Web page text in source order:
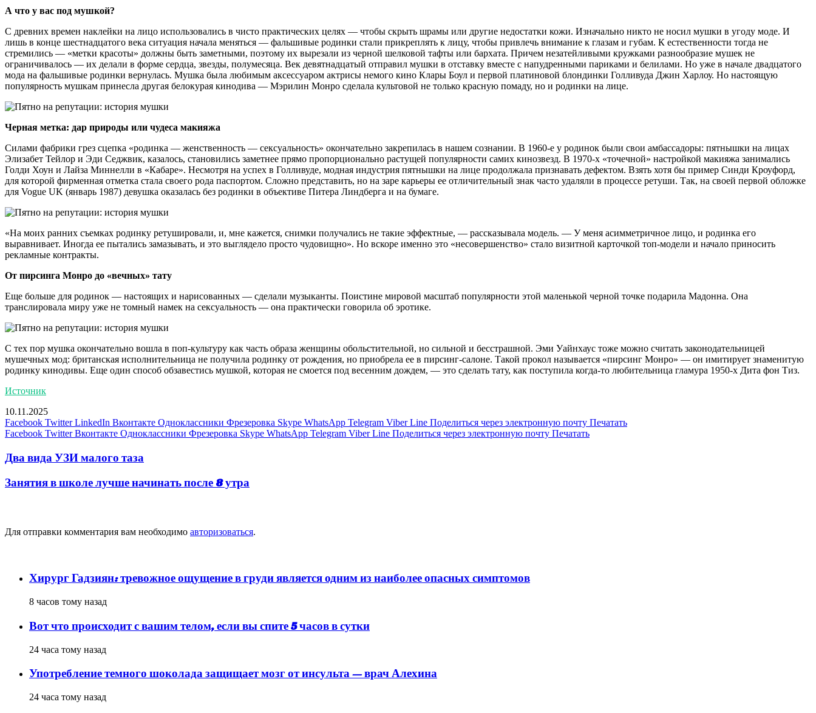
А что у вас под мушкой?
С древних времен наклейки на лицо использовались в чисто практических целях — чтобы скрыть шрамы или другие недостатки кожи. Изначально никто не носил мушки в угоду моде. И
лишь в конце шестнадцатого века ситуация начала меняться — фальшивые родинки стали прикреплять к лицу, чтобы привлечь внимание к глазам и губам. К естественности тогда не
стремились — «метки красоты» должны быть заметными, поэтому их вырезали из черной шелковой тафты или бархата. Причем незатейливыми кружками разнообразие мушек не
ограничивалось — их делали в форме сердца, звезды, полумесяца. Век девятнадцатый отправил мушки в отставку вместе с напудренными париками и белилами. Но уже в начале двадцатого
мода на фальшивые родинки вернулась. Мушка была любимым аксессуаром актрисы немого кино Клары Боул и первой платиновой блондинки Голливуда Джин Харлоу. Но настоящую
популярность мушкам принесла другая белокурая кинодива — Мэрилин Монро сделала культовой не только красную помаду, но и родинки на лице.
Черная метка: дар природы или чудеса макияжа
Силами фабрики грез сцепка «родинка — женственность — сексуальность» окончательно закрепилась в нашем сознании. В 1960-е у родинок были свои амбассадоры: пятнышки на лицах
Элизабет Тейлор и Эди Седжвик, казалось, становились заметнее прямо пропорционально растущей популярности самих кинозвезд. В 1970-х «точечной» настройкой макияжа занимались
Голди Хоун и Лайза Миннелли в «Кабаре». Несмотря на успех в Голливуде, модная индустрия пятнышки на лице продолжала признавать дефектом. Взять хотя бы пример Синди Кроуфорд,
для которой фирменная отметка стала своего рода паспортом. Сложно представить, но на заре карьеры ее отличительный знак часто удаляли в процессе ретуши. Так, на своей первой обложке
для Vogue UK (январь 1987) девушка оказалась без родинки в объективе Питера Линдберга и на бумаге.
«На моих ранних съемках родинку ретушировали, и, мне кажется, снимки получались не такие эффектные, — рассказывала модель. — У меня асимметричное лицо, и родинка его
выравнивает. Иногда ее пытались замазывать, и это выглядело просто чудовищно». Но вскоре именно это «несовершенство» стало визитной карточкой топ-модели и начало приносить
рекламные контракты.
От пирсинга Монро до «вечных» тату
Еще больше для родинок — настоящих и нарисованных — сделали музыканты. Поистине мировой масштаб популярности этой маленькой черной точке подарила Мадонна. Она
транслировала миру уже не томный намек на сексуальность — она практически говорила об эротике.
С тех пор мушка окончательно вошла в поп-культуру как часть образа женщины обольстительной, но сильной и бесстрашной. Эми Уайнхаус тоже можно считать законодательницей
мушечных мод: британская исполнительница не получила родинку от рождения, но приобрела ее в пирсинг-салоне. Такой прокол называется «пирсинг Монро» — он имитирует знаменитую
родинку кинодивы. Еще один способ обзавестись мушкой, которая не смоется под весенним дождем, — это сделать тату, как поступила когда-то любительница гламура 1950-х Дита фон Тиз.
Источник
10.11.2025
Facebook Twitter LinkedIn Вконтакте Одноклассники Фрезеровка Skype WhatsApp Telegram Viber Line Поделиться через электронную почту Печатать
Facebook Twitter Вконтакте Одноклассники Фрезеровка Skype WhatsApp Telegram Viber Line Поделиться через электронную почту Печатать
Два вида УЗИ малого таза
Занятия в школе лучше начинать после 8 утра
Для отправки комментария вам необходимо авторизоваться.
Хирург Гадзиян: тревожное ощущение в груди является одним из наиболее опасных симптомов
8 часов тому назад
Вот что происходит с вашим телом, если вы спите 5 часов в сутки
24 часа тому назад
Употребление темного шоколада защищает мозг от инсульта — врач Алехина
24 часа тому назад